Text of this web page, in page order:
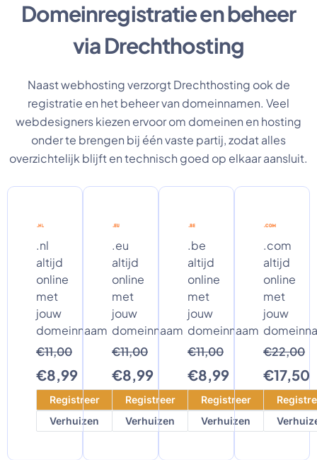
Domeinregistratie en beheer
via Drechthosting
Naast webhosting verzorgt Drechthosting ook de
registratie en het beheer van domeinnamen. Veel
webdesigners kiezen ervoor om domeinen en hosting
onder te brengen bij één vaste partij, zodat alles
overzichtelijk blijft en technisch goed op elkaar aansluit.
.nl
altijd
online
met
jouw
domeinnaam
€11,00
€8,99
Registreer
Verhuizen
.eu
altijd
online
met
jouw
domeinnaam
€11,00
€8,99
Registreer
Verhuizen
.be
altijd
online
met
jouw
domeinnaam
€11,00
€8,99
Registreer
Verhuizen
.com
altijd
online
met
jouw
€22,00
€17,50